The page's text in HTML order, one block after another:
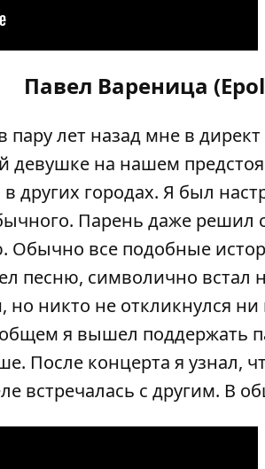
Павел Вареница
лет назад мне в
девушке на нашем
других городах. Я был
Парень даже решил
Обычно все подобные
песню, символично встал
но никто не откликнулся
я вышел поддержать
После концерта я узнал,
встречалась с другим. В